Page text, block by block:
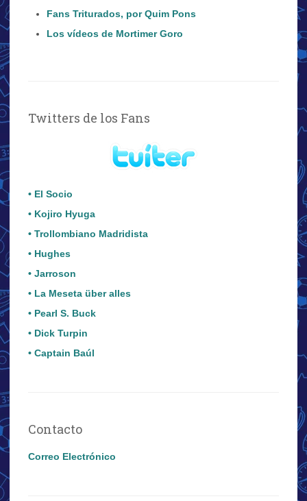
Fans Triturados, por Quim Pons
Los vídeos de Mortimer Goro
Twitters de los Fans
• El Socio
• Kojiro Hyuga
• Trollombiano Madridista
• Hughes
• Jarroson
• La Meseta über alles
• Pearl S. Buck
• Dick Turpin
• Captain Baúl
Contacto
Correo Electrónico